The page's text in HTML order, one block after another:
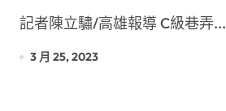
記者陳立驌/高雄報導 C級巷弄...
3 月 25, 2023